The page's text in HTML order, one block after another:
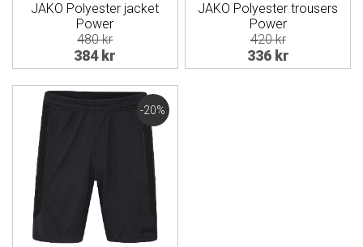
JAKO Polyester jacket
Power
480 kr
384 kr
JAKO Polyester trousers
Power
420 kr
336 kr
-20%